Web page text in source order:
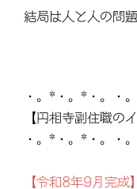
結局は人と人の問題
・。*・。*・。・
【円相寺副住職の
・。*・。*・。・
【令和8年9月完